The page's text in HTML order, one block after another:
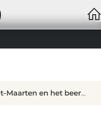
Sint-Maarten en het beertje